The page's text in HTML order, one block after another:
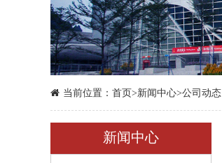
当前位置： 首页>新闻中心>公司动态
新闻中心